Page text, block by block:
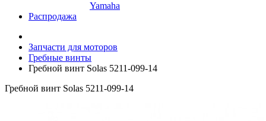
Yamaha
Распродажа
Запчасти для моторов
Гребные винты
Гребной винт Solas 5211-099-14
Гребной винт Solas 5211-099-14